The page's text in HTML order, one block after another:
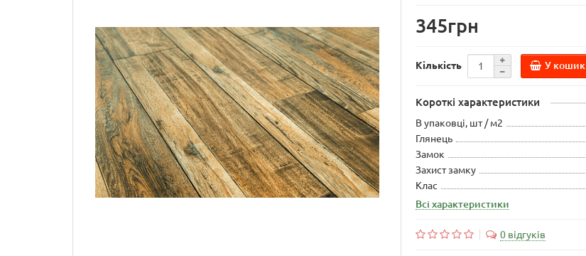
345грн
Кількість У кошик
Короткі характеристики
В упаковці, шт / м2
Глянець
Замок
Захист замку
Клас
Всі характеристики
0 відгуків